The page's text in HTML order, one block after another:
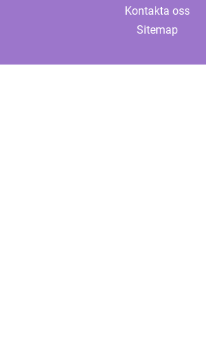
Kontakta oss
Sitemap